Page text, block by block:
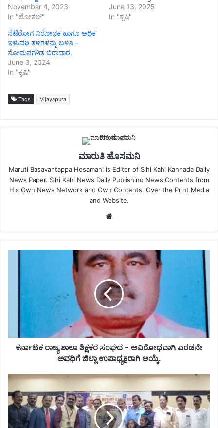
November 4, 2023
In "ಲೋಕಲ್"
June 13, 2025
In "ಕೃಷಿ"
ನೆಟೆರೋಗ ನಿರೋಧಕ ಹಾಗೂ ಅಧಿಕ
ಇಳುವರಿ ತಳಿಗಳನ್ನು ಬಳಸಿ –
ಸೋಮನಗೌಡ ಬಿರಾದಾರ.
June 3, 2024
In "ಕೃಷಿ"
Tags Vijayapura
ಮಾರುತಿ ಹೊಸಮನಿ
Maruti Basavantappa Hosamani is Editor of Sihi Kahi Kannada Daily
News Paper. Sihi Kahi News Daily Publishing News Contents from
His Own News Network and Own Contents. Over the Print Media
and Website.
Website
ಕರ್ನಾಟಕ ರಾಜ್ಯ ಶಾಲಾ ಶಿಕ್ಷಕರ ಸಂಘದ - ಅವಿರೋಧವಾಗಿ ಎರಡನೇ
ಅವಧಿಗೆ ಜಿಲ್ಲಾ ಉಪಾಧ್ಯಕ್ಷರಾಗಿ ಆಯ್ಕೆ.